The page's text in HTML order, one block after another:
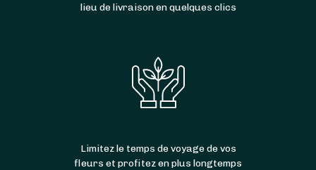
lieu de livraison en quelques clics
Limitez le temps de voyage de vos
fleurs et profitez en plus longtemps